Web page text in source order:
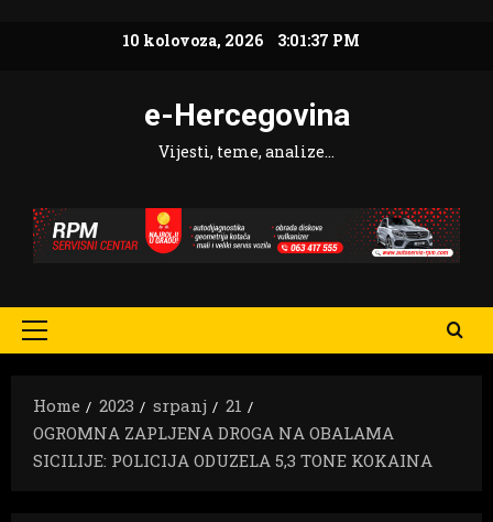
10 kolovoza, 2026 3:01:39 PM
e-Hercegovina
Vijesti, teme, analize…
Primary
Home
2023 srpanj
21
OGROMNA ZAPLJENA DROGA NA OBALAMA
SICILIJE: POLICIJA ODUZELA 5,3 TONE KOKAINA